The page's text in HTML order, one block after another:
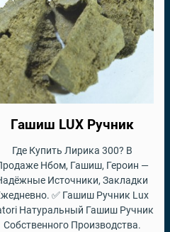
Гашиш LUX Ручник
Где Купить Лирика 300? В
Нбом, Гашиш, Героин —
Источники, Закладки
✅ Гашиш Ручник Lux
Натуральный Гашиш Ручник
Собственного Производства.